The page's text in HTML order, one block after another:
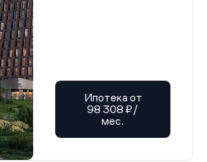
Ипотека от
98 308 ₽/
мес.